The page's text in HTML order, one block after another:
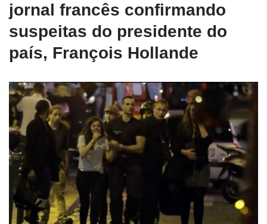
jornal francês confirmando
suspeitas do presidente do
país, François Hollande